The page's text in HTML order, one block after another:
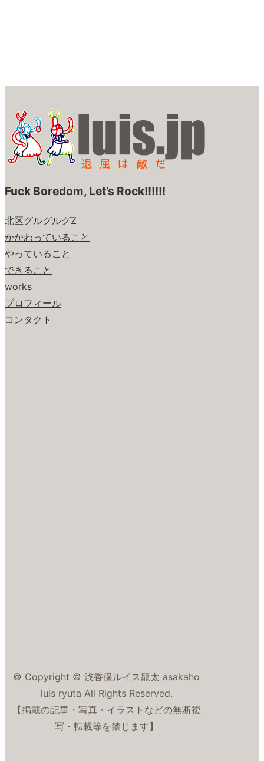
Fuck Boredom, Let’s Rock!!!!!!
北区グルグルグZ
かかわっていること
やっていること
できること
works
プロフィール
コンタクト
© Copyright © 浅香保ルイス龍太 asakaho
luis ryuta All Rights Reserved.
【掲載の記事・写真・イラストなどの無断複
写・転載等を禁じます】